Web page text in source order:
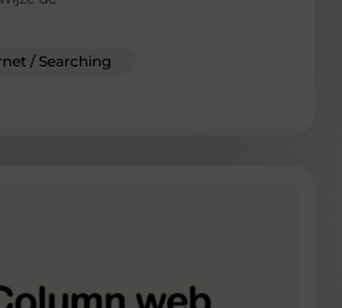
/ Searching